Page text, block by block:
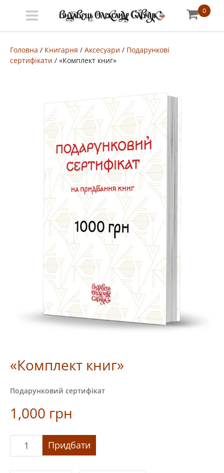
Меню
Про
#запідтримкиУКФ
0
Головна / Книгарня / Аксесуари / Подарункові
сертифікати / «Комплект книг»
«Комплект книг»
Подарунковий сертифікат
1,000 грн
книг»
Придбати